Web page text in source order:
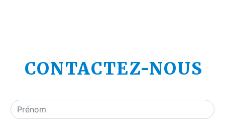
CONTACTEZ-NOUS